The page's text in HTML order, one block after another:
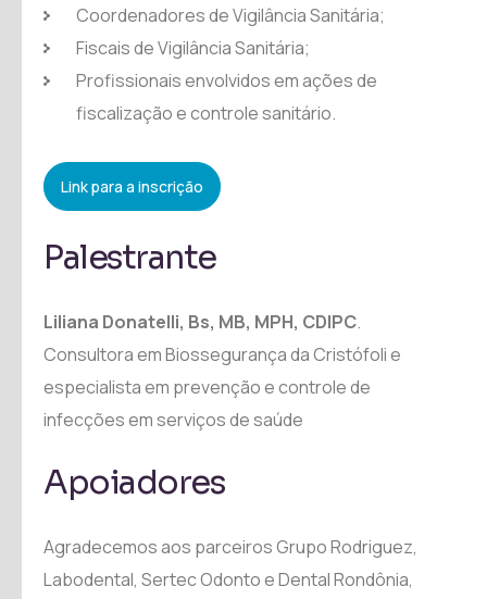
Coordenadores de Vigilância Sanitária;
Fiscais de Vigilância Sanitária;
Profissionais envolvidos em ações de
fiscalização e controle sanitário.
Link para a inscrição
Palestrante
Liliana Donatelli, Bs, MB, MPH, CDIPC.
Consultora em Biossegurança da Cristófoli e
especialista em prevenção e controle de
infecções em serviços de saúde
Apoiadores
Agradecemos aos parceiros Grupo Rodriguez,
Labodental, Sertec Odonto e Dental Rondônia,